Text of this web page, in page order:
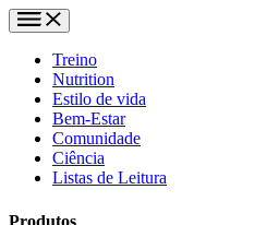
Treino
Nutrition
Estilo de vida
Bem-Estar
Comunidade
Ciência
Listas de Leitura
Produtos